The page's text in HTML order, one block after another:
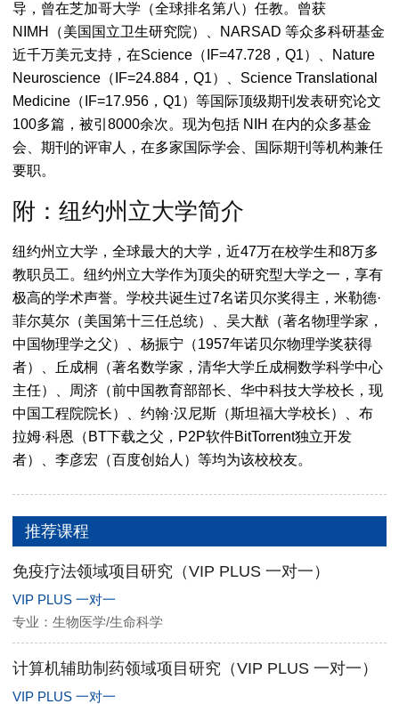
导，曾在芝加哥大学（全球排名第八）任教。曾获
NIMH（美国国立卫生研究院）、NARSAD 等众多科研基金
近千万美元支持，在Science（IF=47.728，Q1）、Nature
Neuroscience（IF=24.884，Q1）、Science Translational
Medicine（IF=17.956，Q1）等国际顶级期刊发表研究论文
100多篇，被引8000余次。现为包括 NIH 在内的众多基金
会、期刊的评审人，在多家国际学会、国际期刊等机构兼任
要职。
附：纽约州立大学简介
纽约州立大学，全球最大的大学，近47万在校学生和8万多
教职员工。纽约州立大学作为顶尖的研究型大学之一，享有
极高的学术声誉。学校共诞生过7名诺贝尔奖得主，米勒德·
菲尔莫尔（美国第十三任总统）、吴大猷（著名物理学家，
中国物理学之父）、杨振宁（1957年诺贝尔物理学奖获得
者）、丘成桐（著名数学家，清华大学丘成桐数学科学中心
主任）、周济（前中国教育部部长、华中科技大学校长，现
中国工程院院长）、约翰·汉尼斯（斯坦福大学校长）、布
拉姆·科恩（BT下载之父，P2P软件BitTorrent独立开发
者）、李彦宏（百度创始人）等均为该校校友。
推荐课程
免疫疗法领域项目研究（VIP PLUS 一对一）
VIP PLUS 一对一
专业：生物医学/生命科学
计算机辅助制药领域项目研究（VIP PLUS 一对一）
VIP PLUS 一对一